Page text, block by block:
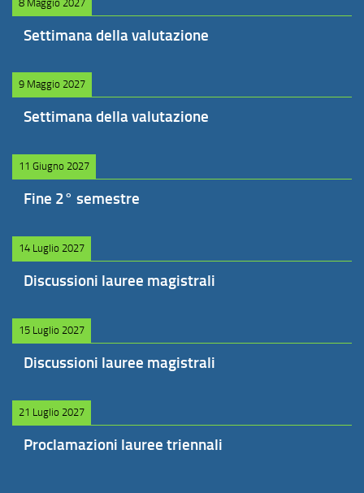
8 Maggio 2027
Settimana della valutazione
9 Maggio 2027
Settimana della valutazione
11 Giugno 2027
Fine 2° semestre
14 Luglio 2027
Discussioni lauree magistrali
15 Luglio 2027
Discussioni lauree magistrali
21 Luglio 2027
Proclamazioni lauree triennali